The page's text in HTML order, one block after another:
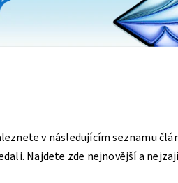
v následujícím seznamu
Najdete zde nejnovější a